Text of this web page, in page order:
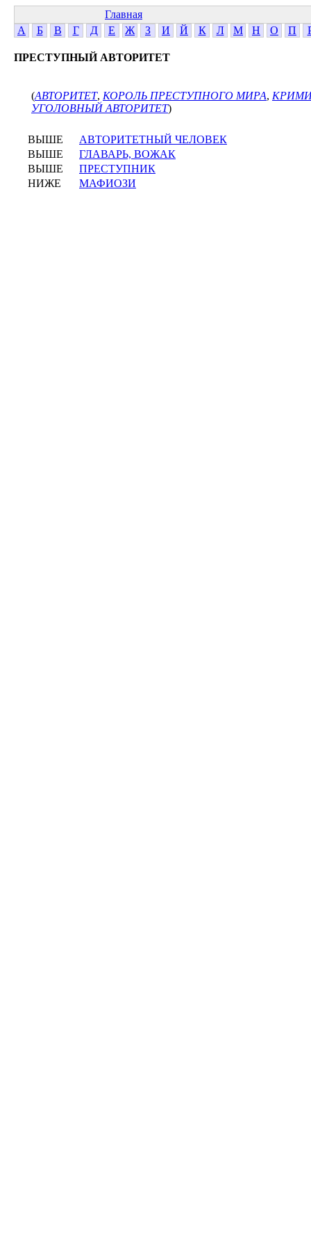
Главная
А
Б В Г Д Е Ж З И Й К Л М Н О П
ПРЕСТУПНЫЙ АВТОРИТЕТ
(АВТОРИТЕТ, КОРОЛЬ ПРЕСТУПНОГО МИРА,
УГОЛОВНЫЙ АВТОРИТЕТ)
ВЫШЕ
АВТОРИТЕТНЫЙ ЧЕЛОВЕК
ВЫШЕ
ГЛАВАРЬ, ВОЖАК
ВЫШЕ
ПРЕСТУПНИК
НИЖЕ
МАФИОЗИ